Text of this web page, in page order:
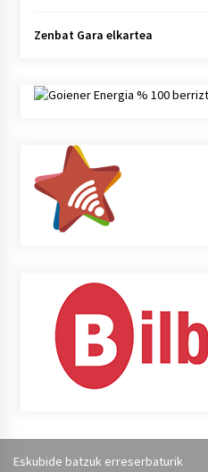
Zenbat Gara elkartea
Eskubide batzuk erreserbaturik